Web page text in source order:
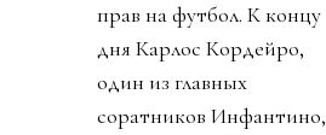
прав на футбол. К концу
дня Карлос Кордейро,
один из главных
соратников Инфантино,